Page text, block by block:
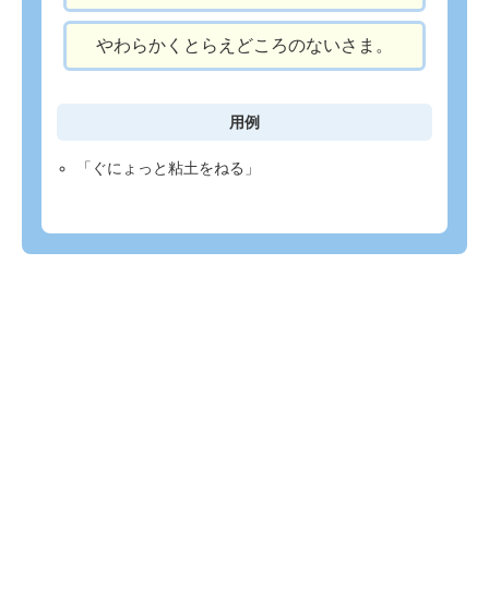
やわらかくとらえどころのないさま。
用例
「ぐにょっと粘土をねる」